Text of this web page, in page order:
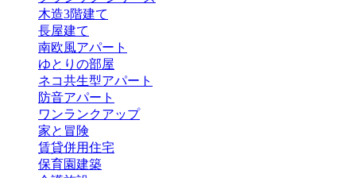
木造3階建て
長屋建て
南欧風アパート
ゆとりの部屋
ネコ共生型アパート
防音アパート
ワンランクアップ
家と冒険
賃貸併用住宅
保育園建築